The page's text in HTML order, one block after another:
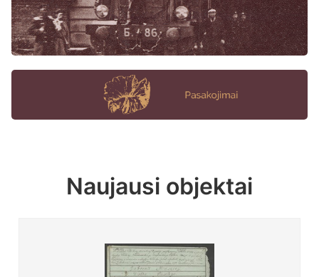
Naujausi objektai